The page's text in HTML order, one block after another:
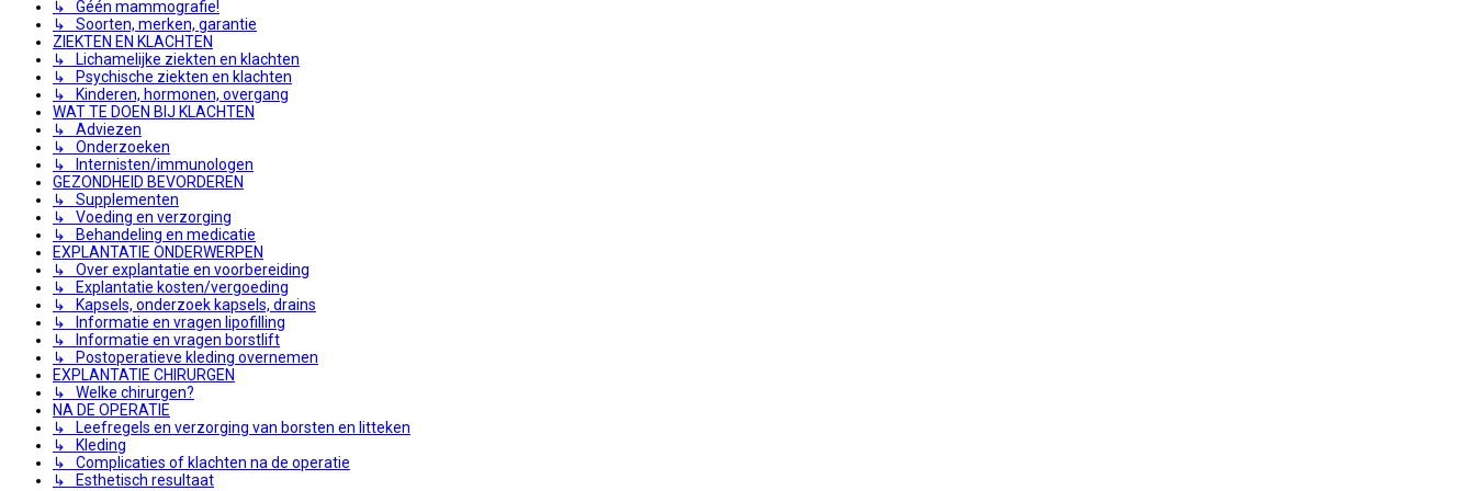
↳ Géén mammografie!
↳ Soorten, merken, garantie
ZIEKTEN EN KLACHTEN
↳ Lichamelijke ziekten en klachten
↳ Psychische ziekten en klachten
↳ Kinderen, hormonen, overgang
WAT TE DOEN BIJ KLACHTEN
↳ Adviezen
↳ Onderzoeken
↳ Internisten/immunologen
GEZONDHEID BEVORDEREN
↳ Supplementen
↳ Voeding en verzorging
↳ Behandeling en medicatie
EXPLANTATIE ONDERWERPEN
↳ Over explantatie en voorbereiding
↳ Explantatie kosten/vergoeding
↳ Kapsels, onderzoek kapsels, drains
↳ Informatie en vragen lipofilling
↳ Informatie en vragen borstlift
↳ Postoperatieve kleding overnemen
EXPLANTATIE CHIRURGEN
↳ Welke chirurgen?
NA DE OPERATIE
↳ Leefregels en verzorging van borsten en litteken
↳ Kleding
↳ Complicaties of klachten na de operatie
↳ Esthetisch resultaat